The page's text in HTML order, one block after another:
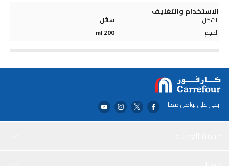
الاستخدام والتغليف
الشكل
سائل
الحجم
200 ml
ابقى على تواصل معنا